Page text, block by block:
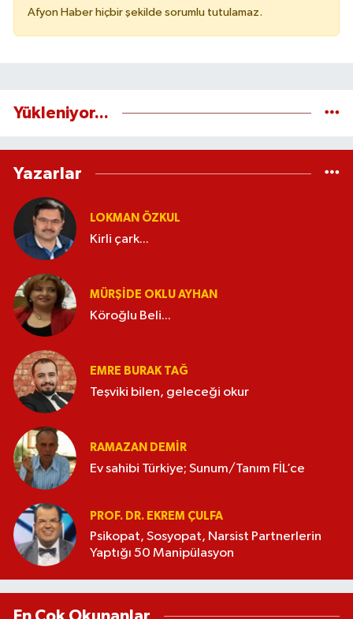
Afyon Haber hiçbir şekilde sorumlu tutulamaz.
Yükleniyor...
Yazarlar
LOKMAN ÖZKUL
Kirli çark...
MÜRŞIDE OKLU AYHAN
Köroğlu Beli...
EMRE BURAK TAĞ
Teşviki bilen, geleceği okur
RAMAZAN DEMİR
Ev sahibi Türkiye; Sunum/Tanım FİL’ce
PROF. DR. EKREM ÇULFA
Psikopat, Sosyopat, Narsist Partnerlerin
Yaptığı 50 Manipülasyon